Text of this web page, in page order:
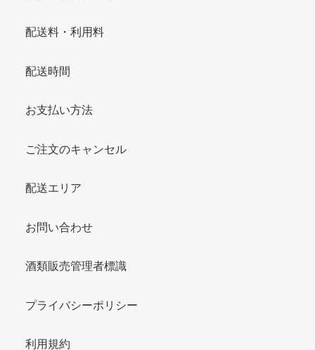
配送料・利用料
配送時間
お支払い方法
ご注文のキャンセル
配送エリア
お問い合わせ
酒類販売管理者標識
プライバシーポリシー
利用規約